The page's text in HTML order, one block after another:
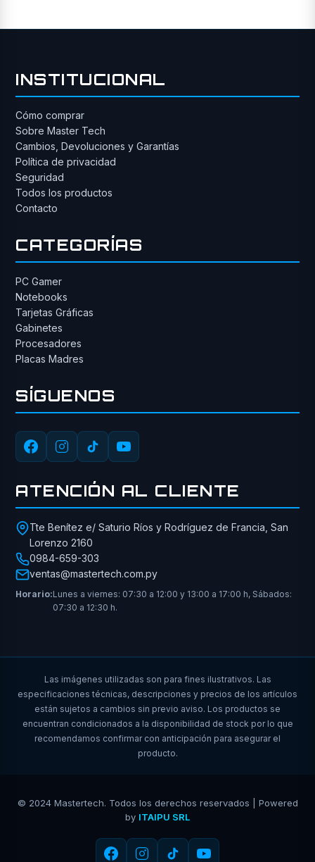
INSTITUCIONAL
Cómo comprar
Sobre Master Tech
Cambios, Devoluciones y Garantías
Política de privacidad
Seguridad
Todos los productos
Contacto
CATEGORÍAS
PC Gamer
Notebooks
Tarjetas Gráficas
Gabinetes
Procesadores
Placas Madres
SÍGUENOS
ATENCIÓN AL CLIENTE
Tte Benítez e/ Saturio Ríos y Rodríguez de Francia, San
Lorenzo 2160
0984-659-303
ventas@mastertech.com.py
Horario:Lunes a viernes: 07:30 a 12:00 y 13:00 a 17:00 h, Sábados:
07:30 a 12:30 h.
Las imágenes utilizadas son para fines ilustrativos. Las
especificaciones técnicas, descripciones y precios de los artículos
están sujetos a cambios sin previo aviso. Los productos se
encuentran condicionados a la disponibilidad de stock por lo que
recomendamos confirmar con anticipación para asegurar el
producto.
© 2024 Mastertech. Todos los derechos reservados | Powered
by ITAIPU SRL